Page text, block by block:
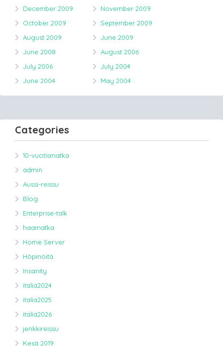
December 2009
November 2009
October 2009
September 2009
August 2009
June 2009
June 2008
August 2006
July 2006
July 2004
June 2004
May 2004
Categories
10-vuotismatka
admin
Aussi-reissu
Blog
Enterprise-talk
haamatka
Home Server
Höpinöitä
Insanity
italia2024
italia2025
italia2026
jenkkireissu
Kesä 2019